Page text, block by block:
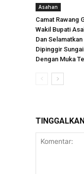
Asahan
Camat Rawang
Wakil Bupati
Dan
Dipinggir
Dengan Muka